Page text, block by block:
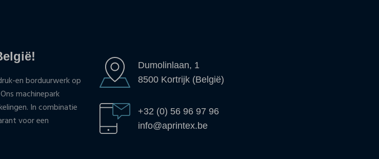
en borduurwerk op
machinepark
In combinatie
voor een
Dumolinlaan, 1
8500 Kortrijk (België)
+32 (0) 56 96 97 96
info@aprintex.be